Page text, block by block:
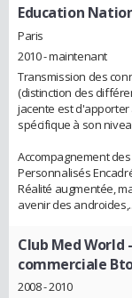
Education
Paris
2010 - maintenant
Transmission des
(distinction des
jacente est
spécifique à son
Accompagnement
Personnalisés
Réalité augmentée,
avenir des
Club Med World
commerciale
2008 - 2010